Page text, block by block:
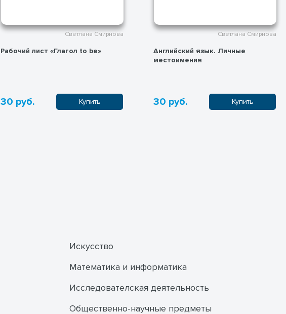
Светлана Смирнова
Английский язык. Личные
30 руб. Купить
Светлана Смирнова
Английский язык.
Притяжательные местоимения
30 руб. Купить
Искусство
Математика и информатика
Исследователская деятельность
Общественно-научные предметы